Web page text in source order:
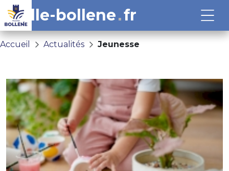
ville-bollene fr
Accueil Actualités Jeunesse